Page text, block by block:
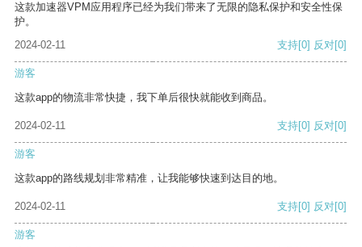
这款加速器VPM应用程序已经为我们带来了无限的隐私保护和安全性保
护。
2024-02-11
支持[0] 反对[0]
游客
这款app的物流非常快捷，我下单后很快就能收到商品。
2024-02-11 支持[0] 反对[0]
游客
这款app的路线规划非常精准，让我能够快速到达目的地。
2024-02-11 支持[0] 反对[0]
游客